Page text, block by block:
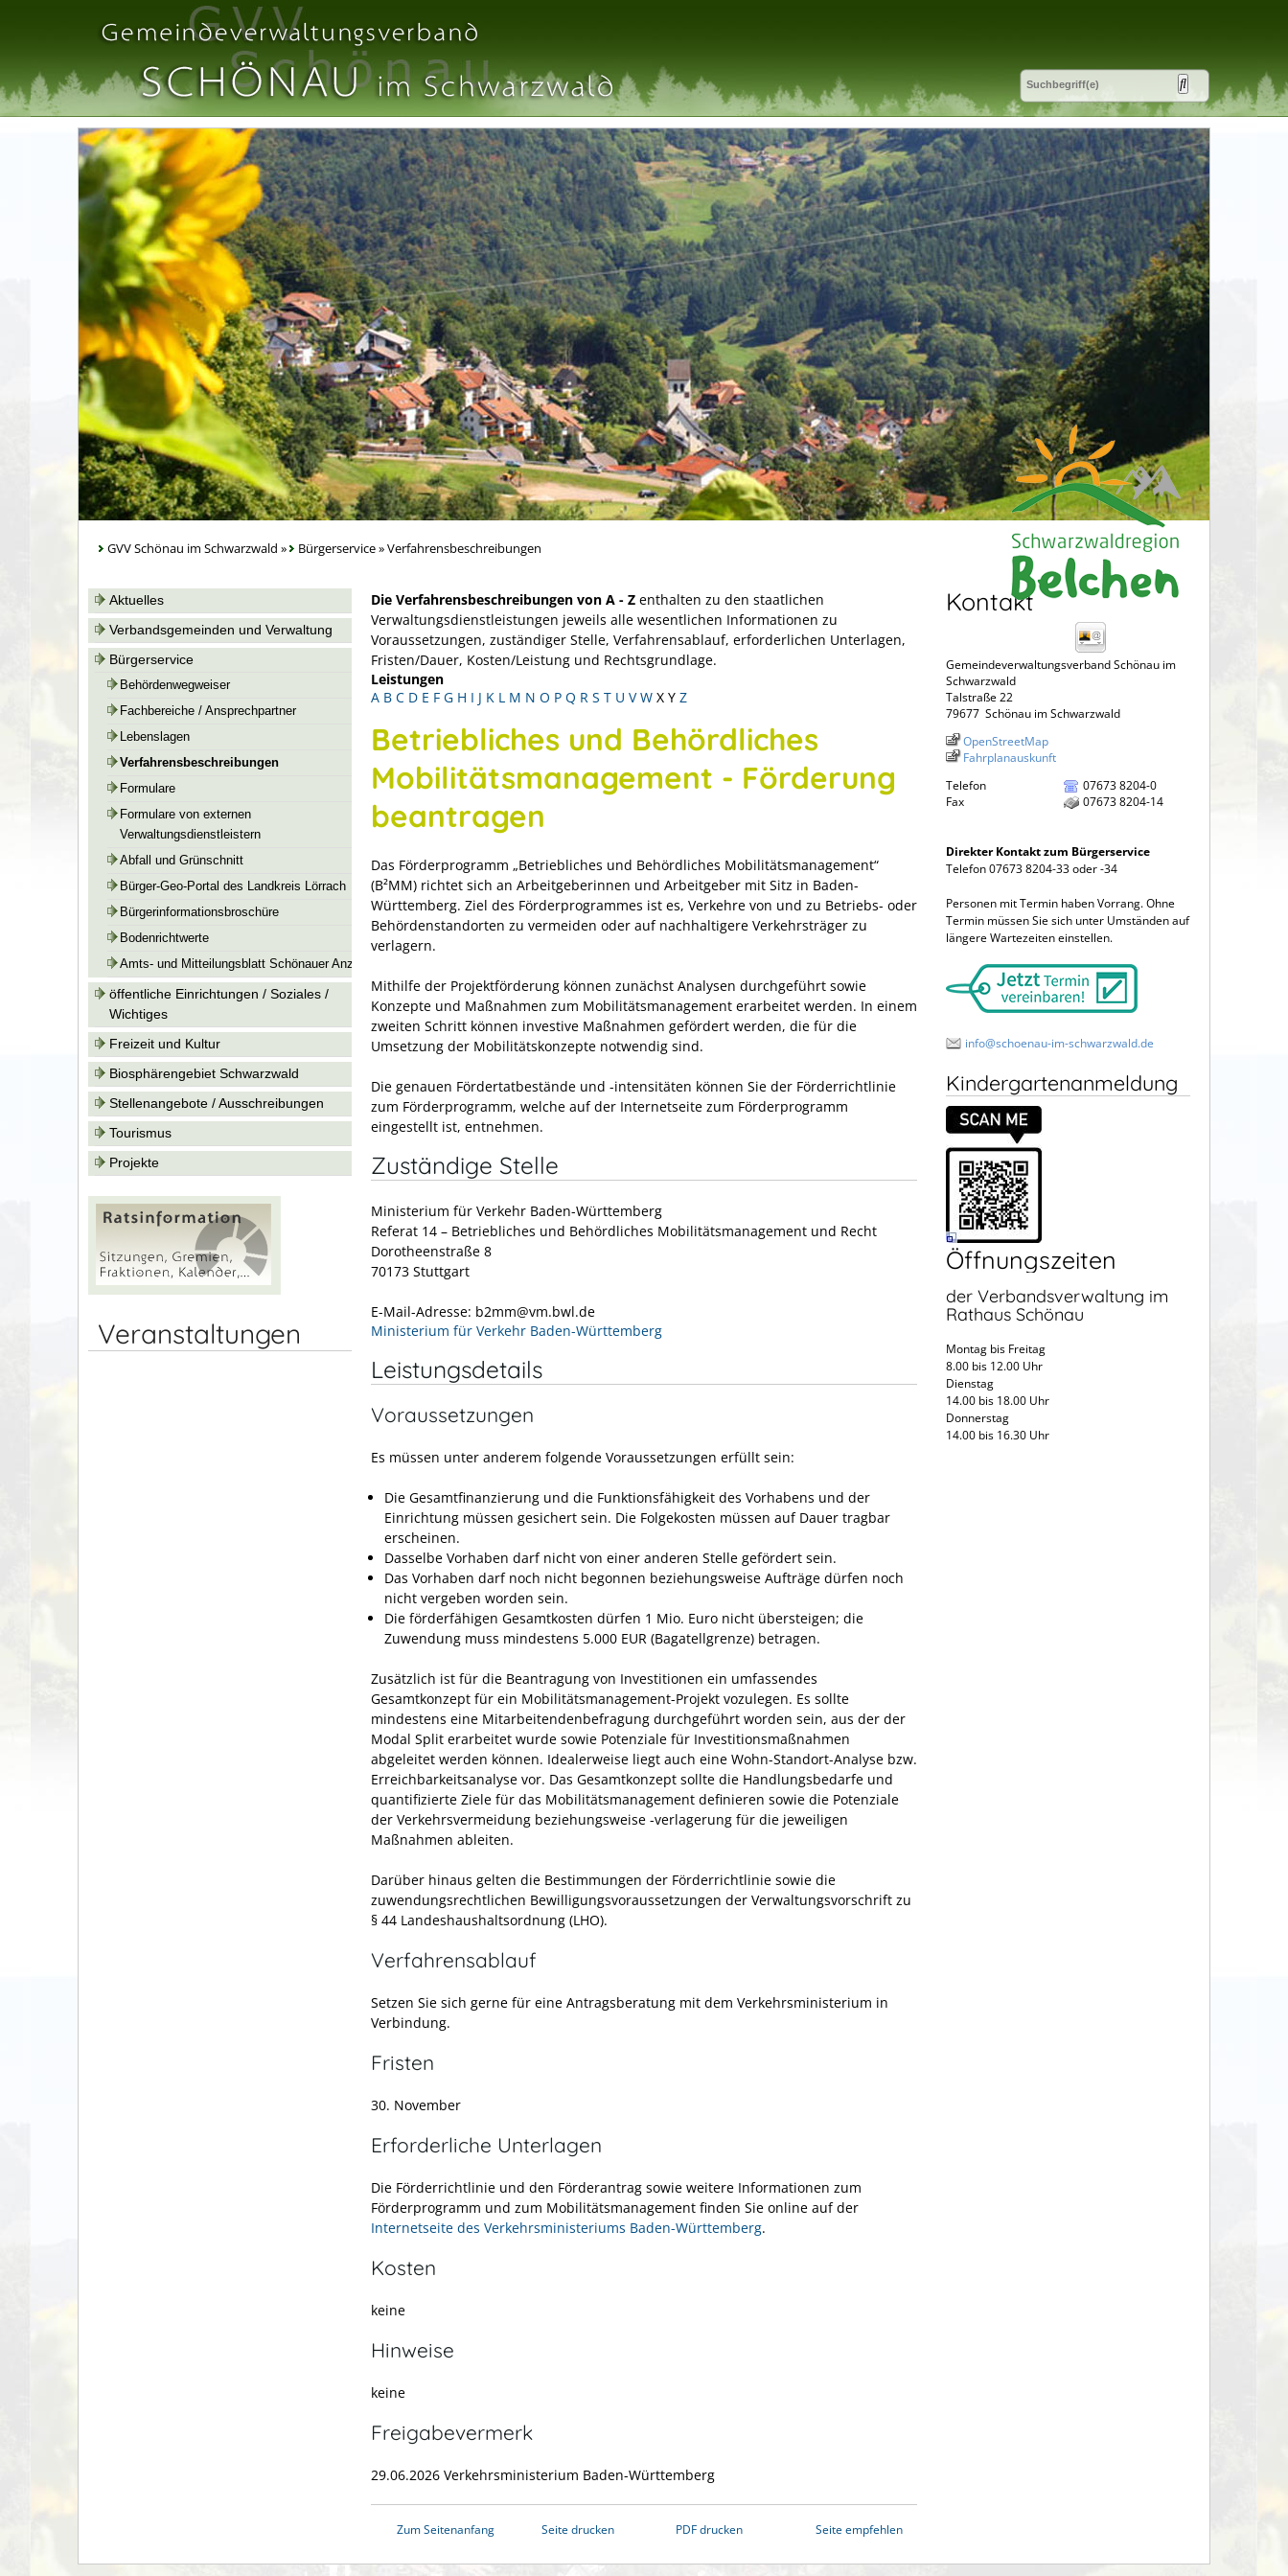
GVV Schönau im Schwarzwald » Bürgerservice»Verfahrensbeschreibungen
Aktuelles
Verbandsgemeinden und Verwaltung
Bürgerservice
Behördenwegweiser
Fachbereiche / Ansprechpartner
Lebenslagen
Verfahrensbeschreibungen
Formulare
Formulare von externen
Verwaltungsdienstleistern
Abfall und Grünschnitt
Bürger-Geo-Portal des Landkreis Lörrach
Bürgerinformationsbroschüre
Bodenrichtwerte
Amts- und Mitteilungsblatt Schönauer Anzeiger
öffentliche Einrichtungen / Soziales /
Wichtiges
Freizeit und Kultur
Biosphärengebiet Schwarzwald
Stellenangebote / Ausschreibungen
Tourismus
Projekte
Veranstaltungen
Die Verfahrensbeschreibungen von A - Z enthalten zu den staatlichen
Verwaltungsdienstleistungen jeweils alle wesentlichen Informationen zu
Voraussetzungen, zuständiger Stelle, Verfahrensablauf, erforderlichen Unterlagen,
Fristen/Dauer, Kosten/Leistung und Rechtsgrundlage.
Leistungen
A B C D E F G H I J K L M N O P Q R S T U V W X Y Z
Betriebliches und Behördliches
Mobilitätsmanagement - Förderung
beantragen
Das Förderprogramm „Betriebliches und Behördliches Mobilitätsmanagement“
(B²MM) richtet sich an Arbeitgeberinnen und Arbeitgeber mit Sitz in Baden-
Württemberg. Ziel des Förderprogrammes ist es, Verkehre von und zu Betriebs- oder
Behördenstandorten zu vermeiden oder auf nachhaltigere Verkehrsträger zu
verlagern.
Mithilfe der Projektförderung können zunächst Analysen durchgeführt sowie
Konzepte und Maßnahmen zum Mobilitätsmanagement erarbeitet werden. In einem
zweiten Schritt können investive Maßnahmen gefördert werden, die für die
Umsetzung der Mobilitätskonzepte notwendig sind.
Die genauen Fördertatbestände und -intensitäten können Sie der Förderrichtlinie
zum Förderprogramm, welche auf der Internetseite zum Förderprogramm
eingestellt ist, entnehmen.
Zuständige Stelle
Ministerium für Verkehr Baden-Württemberg
Referat 14 – Betriebliches und Behördliches Mobilitätsmanagement und Recht
Dorotheenstraße 8
70173 Stuttgart
E-Mail-Adresse: b2mm@vm.bwl.de
Ministerium für Verkehr Baden-Württemberg
Leistungsdetails
Voraussetzungen
Es müssen unter anderem folgende Voraussetzungen erfüllt sein:
Die Gesamtfinanzierung und die Funktionsfähigkeit des Vorhabens und der
Einrichtung müssen gesichert sein. Die Folgekosten müssen auf Dauer tragbar
erscheinen.
Dasselbe Vorhaben darf nicht von einer anderen Stelle gefördert sein.
Das Vorhaben darf noch nicht begonnen beziehungsweise Aufträge dürfen noch
nicht vergeben worden sein.
Die förderfähigen Gesamtkosten dürfen 1 Mio. Euro nicht übersteigen; die
Zuwendung muss mindestens 5.000 EUR (Bagatellgrenze) betragen.
Zusätzlich ist für die Beantragung von Investitionen ein umfassendes
Gesamtkonzept für ein Mobilitätsmanagement-Projekt vozulegen. Es sollte
mindestens eine Mitarbeitendenbefragung durchgeführt worden sein, aus der der
Modal Split erarbeitet wurde sowie Potenziale für Investitionsmaßnahmen
abgeleitet werden können. Idealerweise liegt auch eine Wohn-Standort-Analyse bzw.
Erreichbarkeitsanalyse vor. Das Gesamtkonzept sollte die Handlungsbedarfe und
quantifizierte Ziele für das Mobilitätsmanagement definieren sowie die Potenziale
der Verkehrsvermeidung beziehungsweise -verlagerung für die jeweiligen
Maßnahmen ableiten.
Darüber hinaus gelten die Bestimmungen der Förderrichtlinie sowie die
zuwendungsrechtlichen Bewilligungsvoraussetzungen der Verwaltungsvorschrift zu
§ 44 Landeshaushaltsordnung (LHO).
Verfahrensablauf
Setzen Sie sich gerne für eine Antragsberatung mit dem Verkehrsministerium in
Verbindung.
Fristen
30. November
Erforderliche Unterlagen
Die Förderrichtlinie und den Förderantrag sowie weitere Informationen zum
Förderprogramm und zum Mobilitätsmanagement finden Sie online auf der
Internetseite des Verkehrsministeriums Baden-Württemberg.
Kosten
keine
Hinweise
keine
Freigabevermerk
29.06.2026 Verkehrsministerium Baden-Württemberg
Zum Seitenanfang Seite drucken PDF drucken Seite empfehlen
Kontakt
Gemeindeverwaltungsverband Schönau im
Schwarzwald
Talstraße 22
79677 Schönau im Schwarzwald
OpenStreetMap
Fahrplanauskunft
Telefon
07673 8204-0
Fax
07673 8204-14
Direkter Kontakt zum Bürgerservice
Telefon 07673 8204-33 oder -34
Personen mit Termin haben Vorrang. Ohne
Termin müssen Sie sich unter Umständen auf
längere Wartezeiten einstellen.
info@schoenau-im-schwarzwald.de
Kindergartenanmeldung
Öffnungszeiten
der Verbandsverwaltung im
Rathaus Schönau
Montag bis Freitag
8.00 bis 12.00 Uhr
Dienstag
14.00 bis 18.00 Uhr
Donnerstag
14.00 bis 16.30 Uhr